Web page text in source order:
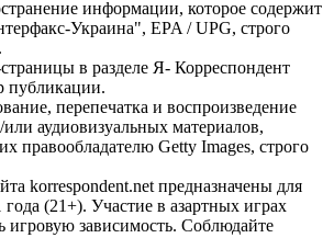
информации, которое содержит
Украина", EPA / UPG, строго
в разделе Я- Корреспондент
публикации.
перепечатка и воспроизведение
аудиовизуальных материалов,
правообладателю Getty Images, строго
korrespondent.net предназначены для
(21+). Участие в азартных играх
игровую зависимость. Соблюдайте